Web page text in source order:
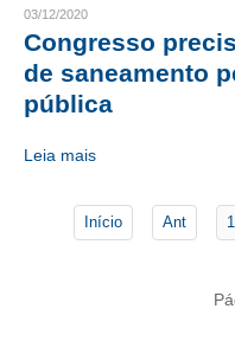
BENEFÍCIOS
APOSENTADORIA
CONVÊNIOS
PLANO DE SAÚDE
SEESPPREV
03/12/2020
Congresso
de saneamento
pública
Leia mais
Início Ant 1